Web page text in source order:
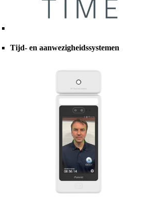
Tijd- en aanwezigheidssystemen